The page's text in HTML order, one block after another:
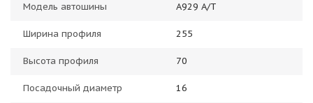
Модель автошины A929 A/T
Ширина профиля 255
Высота профиля 70
Посадочный диаметр 16